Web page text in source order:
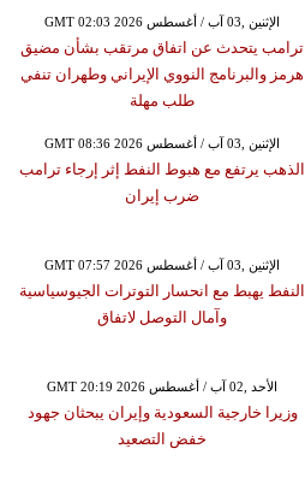
GMT 02:03 2026 الإثنين ,03 آب / أغسطس
ترامب يتحدث عن اتفاق مرتقب بشأن مضيق
هرمز والبرنامج النووي الإيراني وطهران تنفي
طلب مهلة
GMT 08:36 2026 الإثنين ,03 آب / أغسطس
الذهب يرتفع مع هبوط النفط إثر إرجاء ترامب
ضرب إيران
GMT 07:57 2026 الإثنين ,03 آب / أغسطس
النفط يهبط مع انحسار التوترات الجيوسياسية
وآمال التوصل لاتفاق
GMT 20:19 2026 الأحد ,02 آب / أغسطس
وزيرا خارجية السعودية وإيران يبحثان جهود
خفض التصعيد